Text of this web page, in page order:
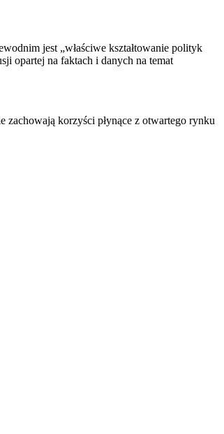
jest „właściwe kształtowanie polityk
opartej na faktach i danych na temat
korzyści płynące z otwartego rynku